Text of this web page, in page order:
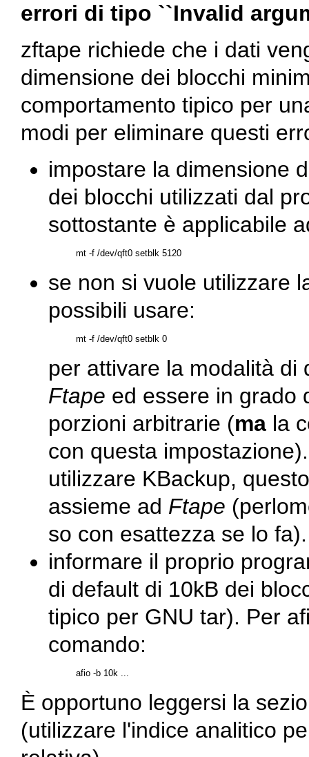
errori di tipo ``Invalid
zftape richiede che i dati
dimensione dei blocchi
comportamento tipico per
modi per eliminare questi
impostare la dimensione
dei blocchi utilizzati dal
sottostante è applicabile
se non si vuole utilizzare
possibili usare:
per attivare la modalità di
Ftape ed essere in grado
porzioni arbitrarie (ma la
con questa
utilizzare KBackup,
assieme ad Ftape
so con esattezza se lo fa).
informare il proprio
di default di 10kB dei
tipico per GNU tar). Per
comando:
È opportuno leggersi la
(utilizzare l'indice analitico